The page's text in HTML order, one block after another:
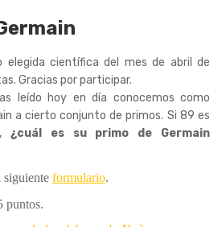
elegida científica del mes de abril de
Gracias por participar.
leído hoy en día conocemos como
a cierto conjunto de primos. Si 89 es
¿cuál es su primo de Germain
siguiente formulario.
puntos.